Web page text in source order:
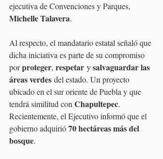
ejecutiva de Convenciones y Parques,
Michelle Talavera.
Al respecto, el mandatario estatal señaló que
dicha iniciativa es parte de su compromiso
por proteger, respetar y salvaguardar las
áreas verdes del estado. Un proyecto
ubicado en el sur oriente de Puebla y que
tendrá similitud con Chapultepec.
Recientemente, el Ejecutivo informó que el
gobierno adquirió 70 hectáreas más del
bosque.